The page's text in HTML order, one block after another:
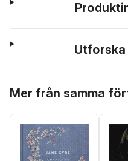
Mer från samma